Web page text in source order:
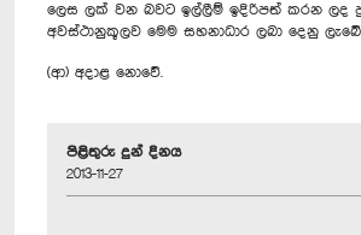
ලෙස ලක් වන බවට ඉල්ලීම් ඉදිරිපත් කරන ලද
අවස්ථානුකූලව මෙම සහනාධාර ලබා දෙනු
(ආ) අදාළ නොවේ.
පිළිතුරු දුන් දිනය
2013-11-27